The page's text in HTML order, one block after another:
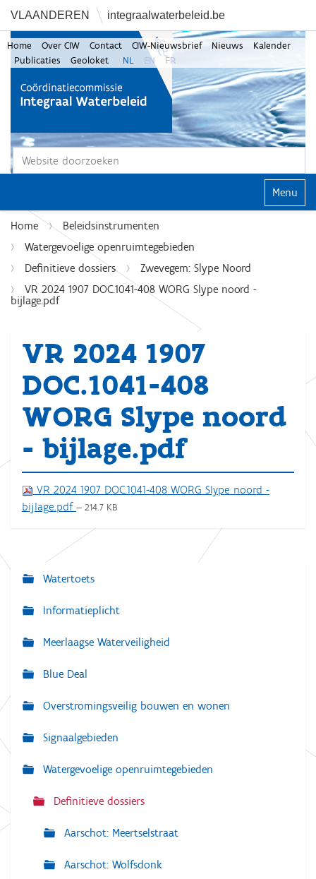
VLAANDEREN integraalwaterbeleid.be
Zoek
Home Over CIW Contact CIW-Nieuwsbrief Nieuws
Kalender
Publicaties
Geoloket NL EN FR
Klap
Home
Beleidsinstrumenten
Watergevoelige openruimtegebieden
Definitieve dossiers
Zwevegem: Slype Noord
VR 2024 1907 DOC.1041-408 WORG Slype noord -
bijlage.pdf
VR 2024 1907
DOC.1041-408
WORG Slype noord
- bijlage.pdf
VR 2024 1907 DOC.1041-408 WORG Slype noord -
bijlage.pdf — 214.7 KB
N
a
i
g
t
Watertoets
Informatieplicht
Meerlaagse Waterveiligheid
Blue Deal
Overstromingsveilig bouwen en wonen
Signaalgebieden
Watergevoelige openruimtegebieden
Definitieve dossiers
Aarschot: Meertselstraat
Aarschot: Wolfsdonk